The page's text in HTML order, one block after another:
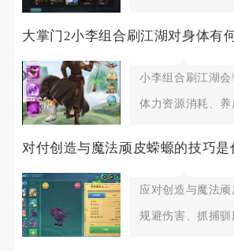
小李组合刷江湖会
体力资源消耗、养
对付创造与魔法顽皮蝾螈的技巧是
应对创造与魔法
规避伤害、抓捕